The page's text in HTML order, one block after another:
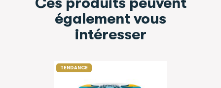
également vous
intéresser
TENDANCE